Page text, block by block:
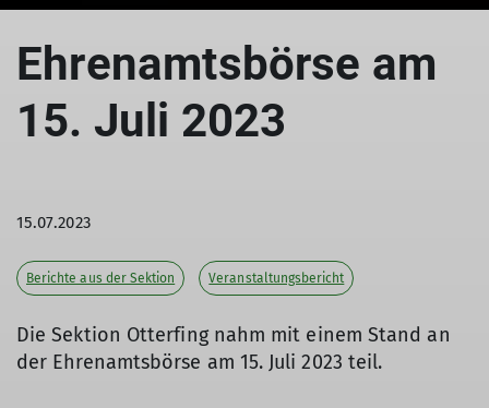
Ehrenamtsbörse am
15. Juli 2023
15.07.2023
Berichte aus der Sektion Veranstaltungsbericht
Die Sektion Otterfing nahm mit einem Stand an
der Ehrenamtsbörse am 15. Juli 2023 teil.